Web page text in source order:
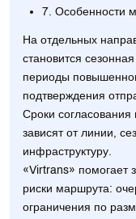
7. Особенности
На отдельных
становится
периоды
подтверждения
Сроки согласования
зависят от линии,
инфраструктуру.
«Virtrans» помогает
риски маршрута:
ограничения по